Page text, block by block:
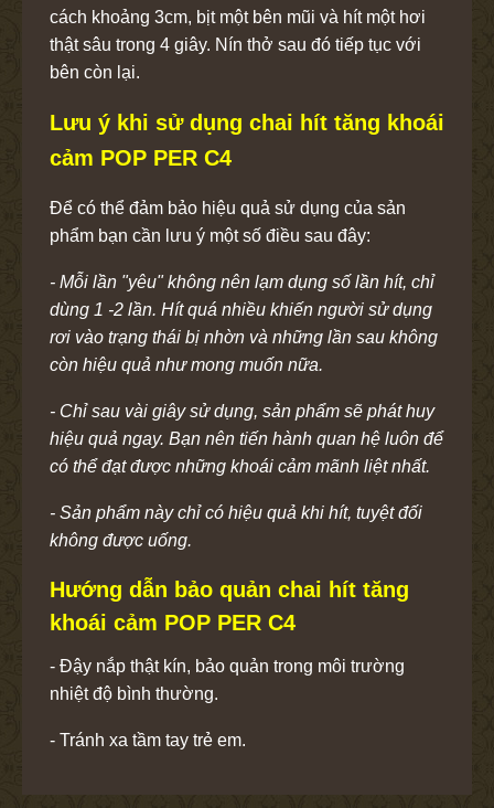
cách khoảng 3cm, bịt một bên mũi và hít một hơi
thật sâu trong 4 giây. Nín thở sau đó tiếp tục với
bên còn lại.
Lưu ý khi sử dụng chai hít tăng khoái
cảm POP PER C4
Để có thể đảm bảo hiệu quả sử dụng của sản
phẩm bạn cần lưu ý một số điều sau đây:
- Mỗi lần "yêu" không nên lạm dụng số lần hít, chỉ
dùng 1 -2 lần. Hít quá nhiều khiến người sử dụng
rơi vào trạng thái bị nhờn và những lần sau không
còn hiệu quả như mong muốn nữa.
- Chỉ sau vài giây sử dụng, sản phẩm sẽ phát huy
hiệu quả ngay. Bạn nên tiến hành quan hệ luôn để
có thể đạt được những khoái cảm mãnh liệt nhất.
- Sản phẩm này chỉ có hiệu quả khi hít, tuyệt đối
không được uống.
Hướng dẫn bảo quản chai hít tăng
khoái cảm POP PER C4
- Đậy nắp thật kín, bảo quản trong môi trường
nhiệt độ bình thường.
- Tránh xa tầm tay trẻ em.